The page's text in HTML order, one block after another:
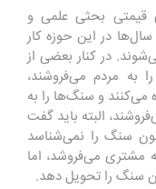
بحثی علمی و
در این حوزه کار
در کنار بعضی از
به مردم می‌فروشند،
می‌کنند و سنگ‌ها را به
البته باید گفت
سنگ را نمی‌شناسد
مشتری می‌فروشد، اما
سنگ را تحویل دهد.